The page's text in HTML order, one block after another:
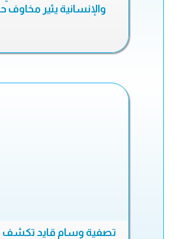
والإنسانية يثير مخاوف
تصفية وسام قايد تكشف